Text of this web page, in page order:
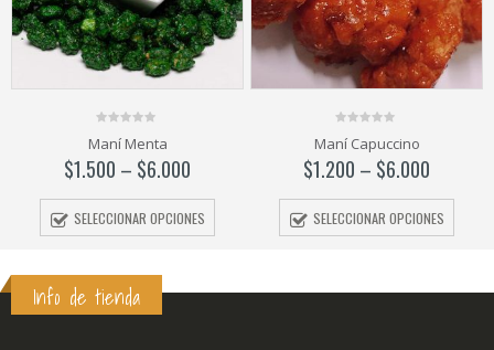
out
of
5
Maní Menta
$1.500 – $6.000
SELECCIONAR OPCIONES
out
of
5
Maní Capuccino
$1.200 – $6.000
SELECCIONAR OPCIONES
Info de tienda